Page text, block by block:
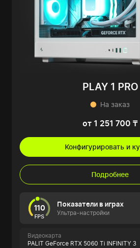
PLAY 1 PRO
На заказ
от 1 251 700 ₸
Конфигурировать и
Подробнее
110
FPS
Показатели в играх
Ультра-настройки
Видеокарта
PALIT GeForce RTX 5060 Ti INFINITY 3